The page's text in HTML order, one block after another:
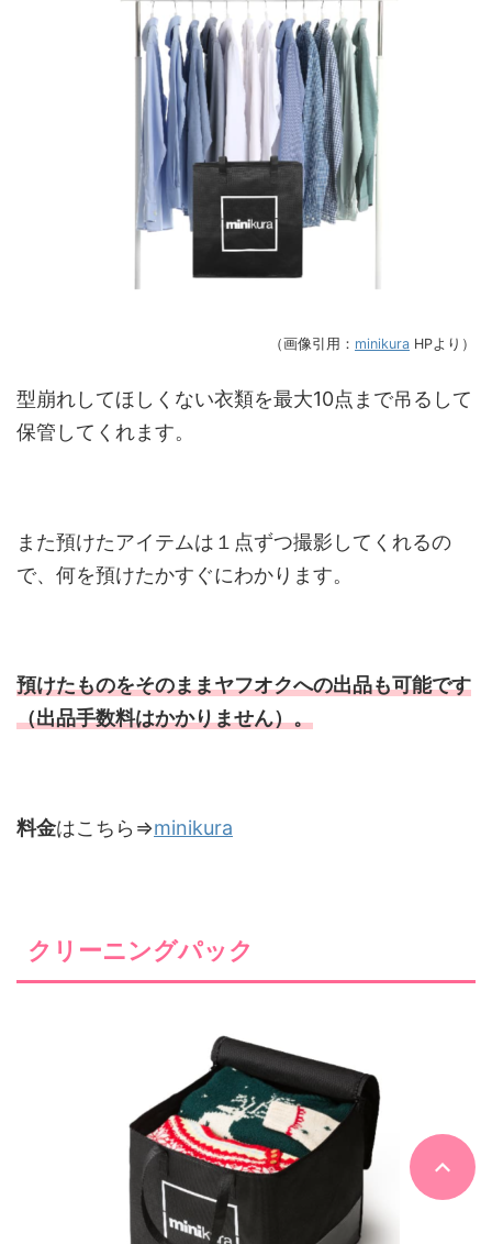
（画像引用： minikura HPより）
型崩れしてほしくない衣類を最大10点まで吊るして
保管してくれます。
また預けたアイテムは１点ずつ撮影してくれるの
で、何を預けたかすぐにわかります。
預けたものをそのままヤフオクへの出品も可能です
（出品手数料はかかりません）。
料金はこちら⇒minikura
クリーニングパック